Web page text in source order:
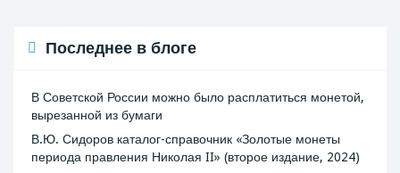
Последнее в блоге
В Советской России можно было расплатиться монетой,
вырезанной из бумаги
В.Ю. Сидоров каталог-справочник «Золотые монеты
периода правления Николая II» (второе издание, 2024)